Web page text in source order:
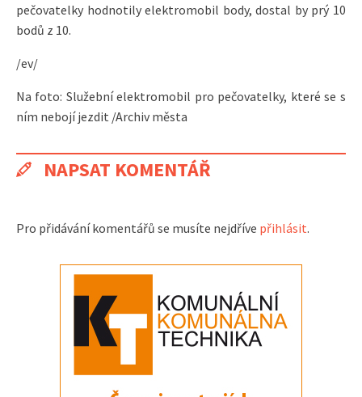
pečovatelky hodnotily elektromobil body, dostal by prý 10
bodů z 10.
/ev/
Na foto: Služební elektromobil pro pečovatelky, které se s
ním nebojí jezdit /Archiv města
NAPSAT KOMENTÁŘ
Pro přidávání komentářů se musíte nejdříve přihlásit.